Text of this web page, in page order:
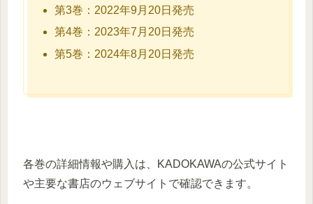
第3巻：​2022年9月20日発売​
第4巻：​2023年7月20日発売​
第5巻：​2024年8月20日発売​
各巻の詳細情報や購入は、KADOKAWAの公式サイト
や主要な書店のウェブサイトで確認できます。​